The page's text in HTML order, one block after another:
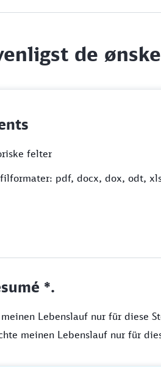
de
felter
filformater: pdf, docx, dox, odt,
*.
Lebenslauf nur für diese
meinen Lebenslauf nur für